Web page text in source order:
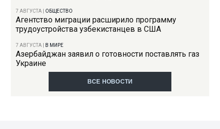
7 АВГУСТА ОБЩЕСТВО
Агентство миграции расширило программу
трудоустройства узбекистанцев в США
7 АВГУСТА В МИРЕ
Азербайджан заявил о готовности поставлять газ
Украине
ВСЕ НОВОСТИ